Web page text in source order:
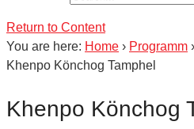
Return to Content
You are here: Home › Programm ›
Khenpo Könchog Tamphel
Khenpo Könchog